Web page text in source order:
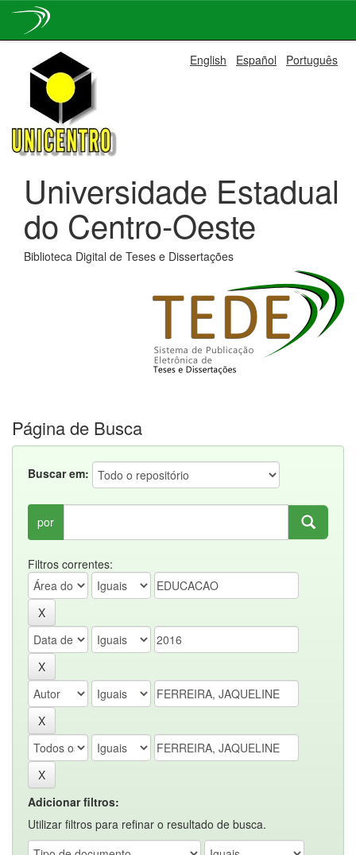
navigation
English Español Português
Universidade Estadual
do Centro-Oeste
Biblioteca Digital de Teses e Dissertações
Página de Busca
Buscar em:
por
Filtros correntes:
Adicionar filtros:
Utilizar filtros para refinar o resultado de busca.